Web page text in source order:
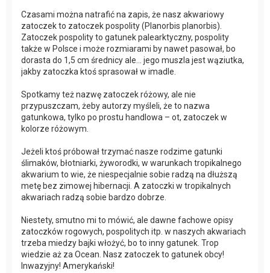
Czasami można natrafić na zapis, że nasz akwariowy
zatoczek to zatoczek pospolity (Planorbis planorbis).
Zatoczek pospolity to gatunek palearktyczny, pospolity
także w Polsce i może rozmiarami by nawet pasował, bo
dorasta do 1,5 cm średnicy ale… jego muszla jest wąziutka,
jakby zatoczka ktoś sprasował w imadle.
Spotkamy też nazwę zatoczek różowy, ale nie
przypuszczam, żeby autorzy myśleli, że to nazwa
gatunkowa, tylko po prostu handlowa – ot, zatoczek w
kolorze różowym.
Jeżeli ktoś próbował trzymać nasze rodzime gatunki
ślimaków, błotniarki, żyworodki, w warunkach tropikalnego
akwarium to wie, że niespecjalnie sobie radzą na dłuższą
metę bez zimowej hibernacji. A zatoczki w tropikalnych
akwariach radzą sobie bardzo dobrze.
Niestety, smutno mi to mówić, ale dawne fachowe opisy
zatoczków rogowych, pospolitych itp. w naszych akwariach
trzeba miedzy bajki włożyć, bo to inny gatunek. Trop
wiedzie aż za Ocean. Nasz zatoczek to gatunek obcy!
Inwazyjny! Amerykański!